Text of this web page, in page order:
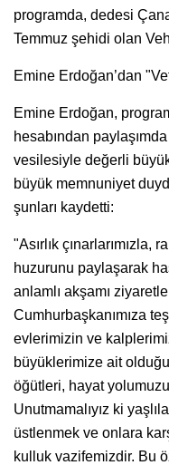
programda, dedesi
Temmuz şehidi olan
Emine Erdoğan’dan
Emine Erdoğan,
hesabından
vesilesiyle değerli
büyük memnuniyet
şunları kaydetti:
"Asırlık çınarlarımızla,
huzurunu paylaşarak
anlamlı akşamı
Cumhurbaşkanımıza
evlerimizin ve
büyüklerimize ait
öğütleri, hayat
Unutmamalıyız ki
üstlenmek ve onlara
kulluk vazifemizdir. Bu